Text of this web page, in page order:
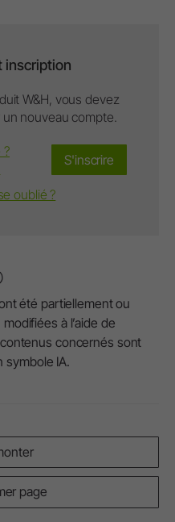
inscription
W&H, vous devez
nouveau compte.
S'inscrire
?
oublié ?
été partiellement ou
à l’aide de
concernés sont
symbole IA.
page